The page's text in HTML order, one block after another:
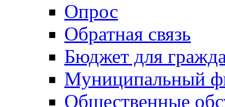
Опрос
Обратная связь
Бюджет для
Муниципальный
Общественные